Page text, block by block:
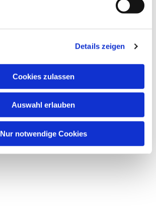
Details zeigen
Cookies zulassen
Auswahl erlauben
Nur notwendige Cookies